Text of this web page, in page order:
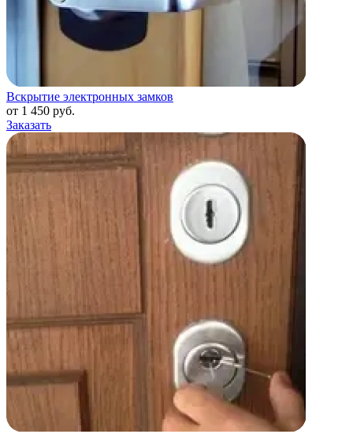
Вскрытие электронных замков
от 1 450 руб.
Заказать